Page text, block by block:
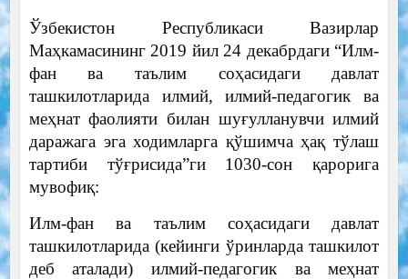
Ўзбекистон Республикаси Вазирлар
Маҳкамасининг 2019 йил 24 декабрдаги “Илм-
фан ва таълим соҳасидаги давлат
ташкилотларида илмий, илмий-педагогик ва
меҳнат фаолияти билан шуғулланувчи илмий
даражага эга ходимларга қўшимча ҳақ тўлаш
тартиби тўғрисида”ги 1030-сон қарорига
мувофиқ:
Илм-фан ва таълим соҳасидаги давлат
ташкилотларида (кейинги ўринларда ташкилот
деб аталади) илмий-педагогик ва меҳнат